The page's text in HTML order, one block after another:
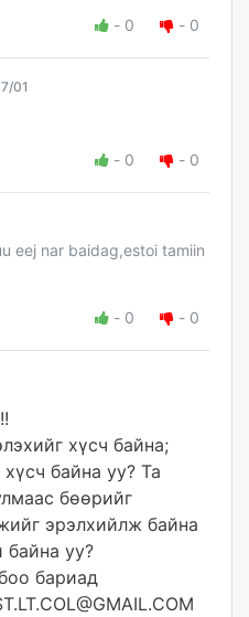
- 0 - 0
01
- 0 - 0
eej nar baidag,estoi tamiin
- 0 - 0
хүсч байна;
байна уу? Та
бөөрийг
эрэлхийлж байна
байна уу?
бариад